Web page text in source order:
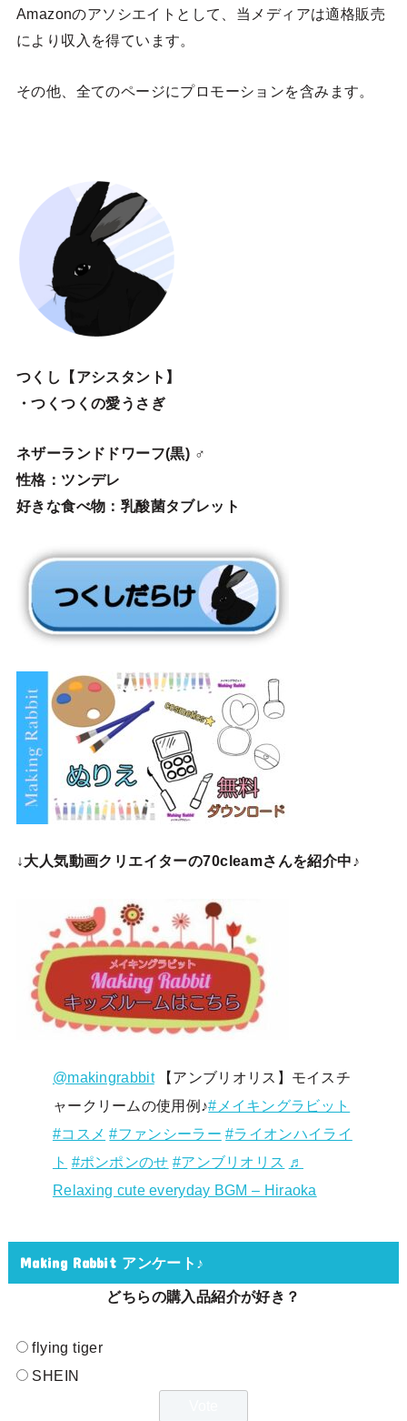
Amazonのアソシエイトとして、当メディアは適格販売
により収入を得ています。
その他、全てのページにプロモーションを含みます。
つくし【アシスタント】
・つくつくの愛うさぎ
ネザーランドドワーフ(黒) ♂
性格：ツンデレ
好きな食べ物：乳酸菌タブレット
↓大人気動画クリエイターの70cleamさんを紹介中♪
@makingrabbit【アンブリオリス】モイスチ
ャークリームの使用例♪#メイキングラビット
#コスメ #ファンシーラー #ライオンハイライ
ト #ポンポンのせ #アンブリオリス ♬
Relaxing cute everyday BGM – Hiraoka
Making Rabbit アンケート♪
どちらの購入品紹介が好き？
flying tiger
SHEIN